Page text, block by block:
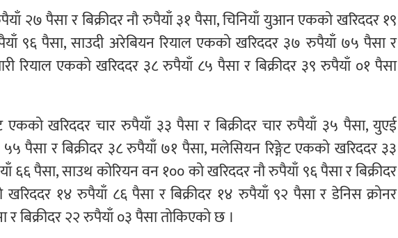
२७ पैसा र बिक्रीदर नौ रुपैयाँ ३१ पैसा, चिनियाँ युआन एकको खरिददर १९
९६ पैसा, साउदी अरेबियन रियाल एकको खरिददर ३७ रुपैयाँ ७५ पैसा र
रियाल एकको खरिददर ३८ रुपैयाँ ८५ पैसा र बिक्रीदर ३९ रुपैयाँ ०१ पैसा
खरिददर चार रुपैयाँ ३३ पैसा र बिक्रीदर चार रुपैयाँ ३५ पैसा, युएई
पैसा र बिक्रीदर ३८ रुपैयाँ ७१ पैसा, मलेसियन रिङ्गेट एकको खरिददर ३३
६६ पैसा, साउथ कोरियन वन १०० को खरिददर नौ रुपैयाँ ९६ पैसा र बिक्रीदर
१४ रुपैयाँ ८६ पैसा र बिक्रीदर १४ रुपैयाँ ९२ पैसा र डेनिस क्रोनर
बिक्रीदर २२ रुपैयाँ ०३ पैसा तोकिएको छ ।